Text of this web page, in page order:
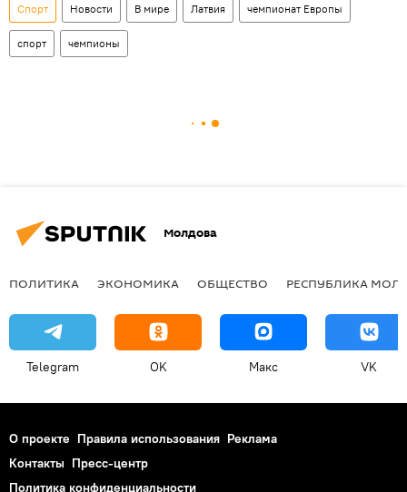
Спорт Новости В мире Латвия чемпионат Европы
спорт чемпионы
Молдова
ПОЛИТИКА ЭКОНОМИКА ОБЩЕСТВО РЕСПУБЛИКА
Telegram OK Макс VK
О проекте Правила использования Реклама
Контакты Пресс-центр
Политика конфиденциальности